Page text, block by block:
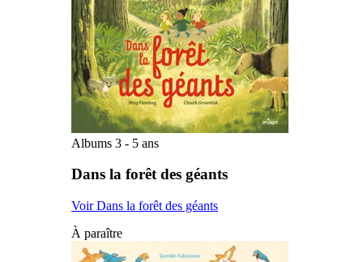
Albums 3 - 5 ans
Dans la forêt des géants
Voir Dans la forêt des géants
À paraître